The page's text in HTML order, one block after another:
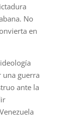
No
en
una guerra
ante la